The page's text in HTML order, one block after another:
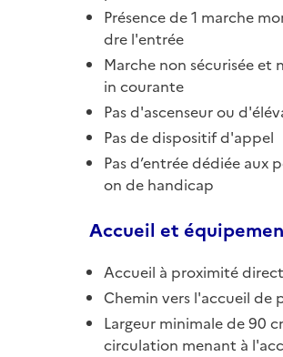
Présence de 1 marche
dre l'entrée
Marche non sécurisée et
in courante
Pas d'ascenseur ou
Pas de dispositif d'appel
Pas d’entrée dédiée aux
on de handicap
Accueil et
Accueil à proximité
Chemin vers l'accueil de
Largeur minimale de 90
circulation menant à